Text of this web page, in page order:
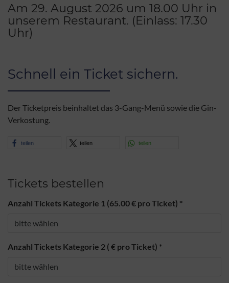
Am 29. August 2026 um 18.00 Uhr in
unserem Restaurant. (Einlass: 17.30
Uhr)
Schnell ein Ticket sichern.
Der Ticketpreis beinhaltet das 3-Gang-Menü sowie die Gin-
Verkostung.
teilen teilen teilen
Tickets bestellen
Anzahl Tickets Kategorie 1 (65.00 € pro Ticket) *
Anzahl Tickets Kategorie 2 ( € pro Ticket) *